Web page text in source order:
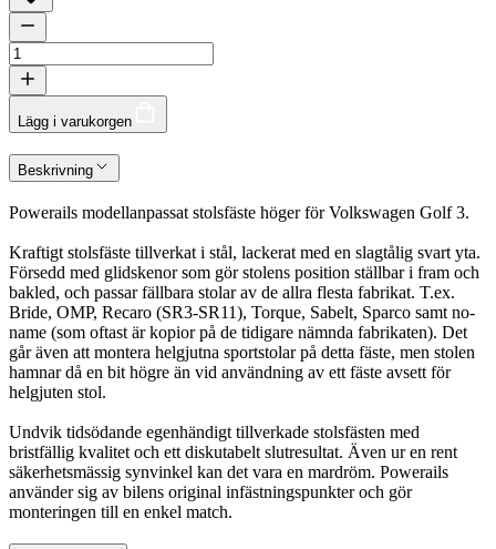
Lägg i varukorgen
Beskrivning
Powerails modellanpassat stolsfäste höger för Volkswagen Golf 3.
Kraftigt stolsfäste tillverkat i stål, lackerat med en slagtålig svart yta.
Försedd med glidskenor som gör stolens position ställbar i fram och
bakled, och passar fällbara stolar av de allra flesta fabrikat. T.ex.
Bride, OMP, Recaro (SR3-SR11), Torque, Sabelt, Sparco samt no-
name (som oftast är kopior på de tidigare nämnda fabrikaten). Det
går även att montera helgjutna sportstolar på detta fäste, men stolen
hamnar då en bit högre än vid användning av ett fäste avsett för
helgjuten stol.
Undvik tidsödande egenhändigt tillverkade stolsfästen med
bristfällig kvalitet och ett diskutabelt slutresultat. Även ur en rent
säkerhetsmässig synvinkel kan det vara en mardröm. Powerails
använder sig av bilens original infästningspunkter och gör
monteringen till en enkel match.